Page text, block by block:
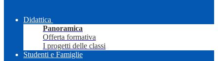
Didattica
Panoramica
Offerta formativa
I progetti delle classi
Studenti e Famiglie